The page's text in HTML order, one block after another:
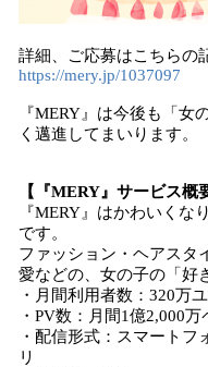
詳細、ご応募はこちらの
https://mery.jp/1037097
『MERY』は今後も「女
く邁進してまいります。
【『MERY』サービス概
『MERY』はかわいくな
です。
ファッション・ヘアスタ
愛などの、女の子の「好
・月間利用者数：320万
・PV数：月間1億2,000
・配信形式：スマート
リ